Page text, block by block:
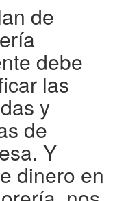
de
debe
las
y
de
Y
dinero en